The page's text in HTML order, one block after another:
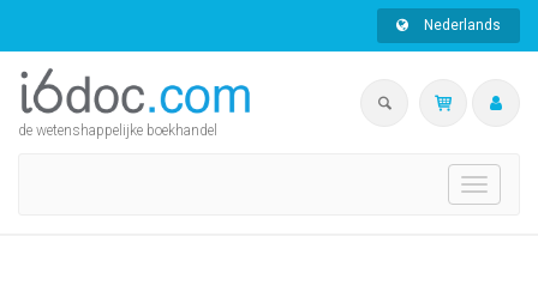
Nederlands
de wetenshappelijke boekhandel
Toggle